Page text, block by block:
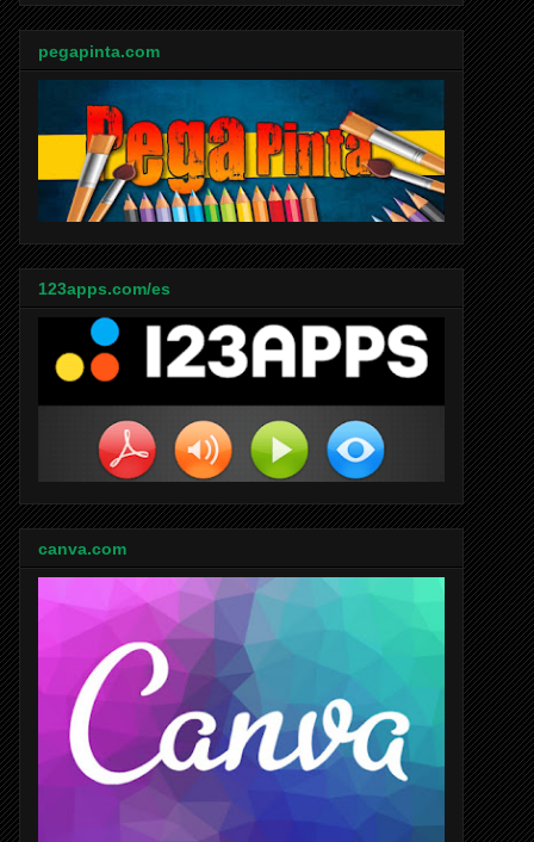
pegapinta.com
123apps.com/es
canva.com